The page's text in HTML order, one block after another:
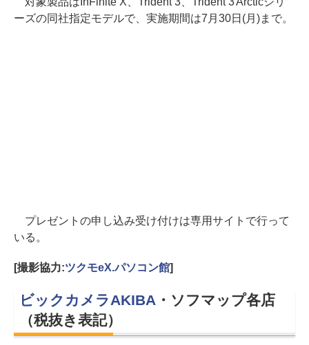
ーズの同社指定モデルで、実施期間は7月30日(月)まで。
プレゼントの申し込み受け付けは専用サイトで行って
いる。
[撮影協力:ツクモeX.パソコン館]
ビックカメラAKIBA ・ソフマップ各店
（税抜き表記）